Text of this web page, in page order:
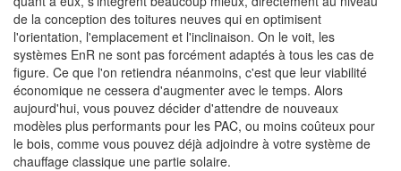
de la conception des toitures neuves qui en optimisent
l'orientation, l'emplacement et l'inclinaison. On le voit, les
systèmes EnR ne sont pas forcément adaptés à tous les cas de
figure. Ce que l'on retiendra néanmoins, c'est que leur viabilité
économique ne cessera d'augmenter avec le temps. Alors
aujourd'hui, vous pouvez décider d'attendre de nouveaux
modèles plus performants pour les PAC, ou moins coûteux pour
le bois, comme vous pouvez déjà adjoindre à votre système de
chauffage classique une partie solaire.